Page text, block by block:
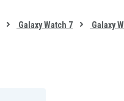
Galaxy Watch 7 Galaxy